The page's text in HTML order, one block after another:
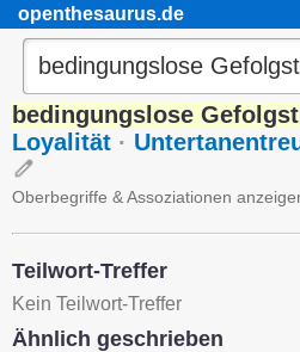
openthesaurus.de
bedingungslose
Loyalität ·
Oberbegriffe & Assoziationen
Teilwort-Treffer
Kein Teilwort-Treffer
Ähnlich geschrieben